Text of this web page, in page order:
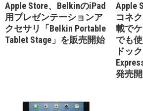
Apple Store、BelkinのiPad
用プレゼンテーションア
クセサリ「Belkin Portable
Tablet Stage」を販売開始
Apple
コネ
載で
でも
ドッ
発売